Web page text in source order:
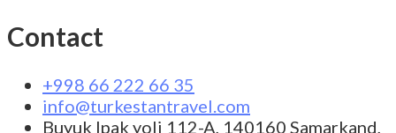
Contact
+998 66 222 66 35
info@turkestantravel.com
Buyuk Ipak yoli 112-A, 140160 Samarkand,